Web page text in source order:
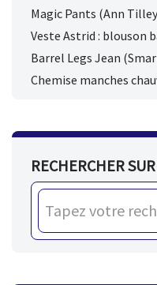
Magic Pants (Ann
Veste Astrid : blouson
Barrel Legs Jean
Chemise manches
RECHERCHER